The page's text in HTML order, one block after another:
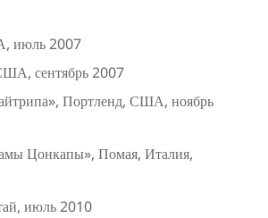
июль 2007
сентябрь 2007
Портленд, США, ноябрь
Цонкапы», Помая, Италия,
июль 2010